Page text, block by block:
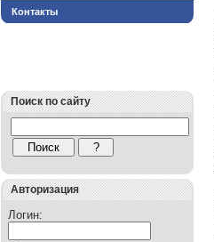
Контакты
Поиск по сайту
Авторизация
Логин: